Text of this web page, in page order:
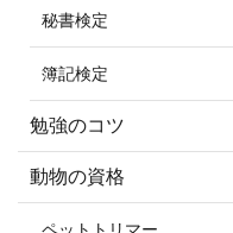
秘書検定
簿記検定
勉強のコツ
動物の資格